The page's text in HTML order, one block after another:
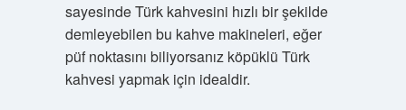
sayesinde Türk kahvesini hızlı bir şekilde
demleyebilen bu kahve makineleri, eğer
püf noktasını biliyorsanız köpüklü Türk
kahvesi yapmak için idealdir.